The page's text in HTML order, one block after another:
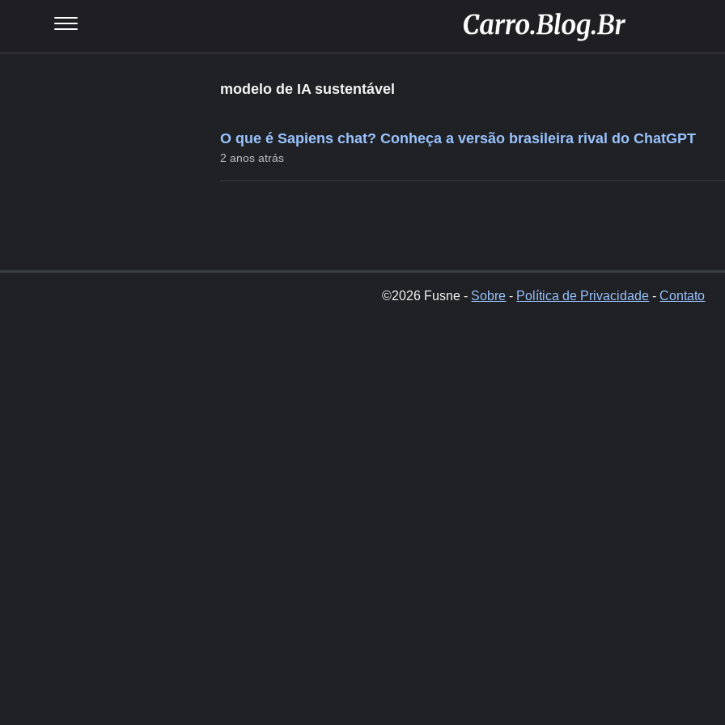
modelo de IA sustentável
O que é Sapiens chat? Conheça a versão brasileira rival do ChatGPT
2 anos atrás
©2026 Fusne - Sobre - Política de Privacidade -Contato